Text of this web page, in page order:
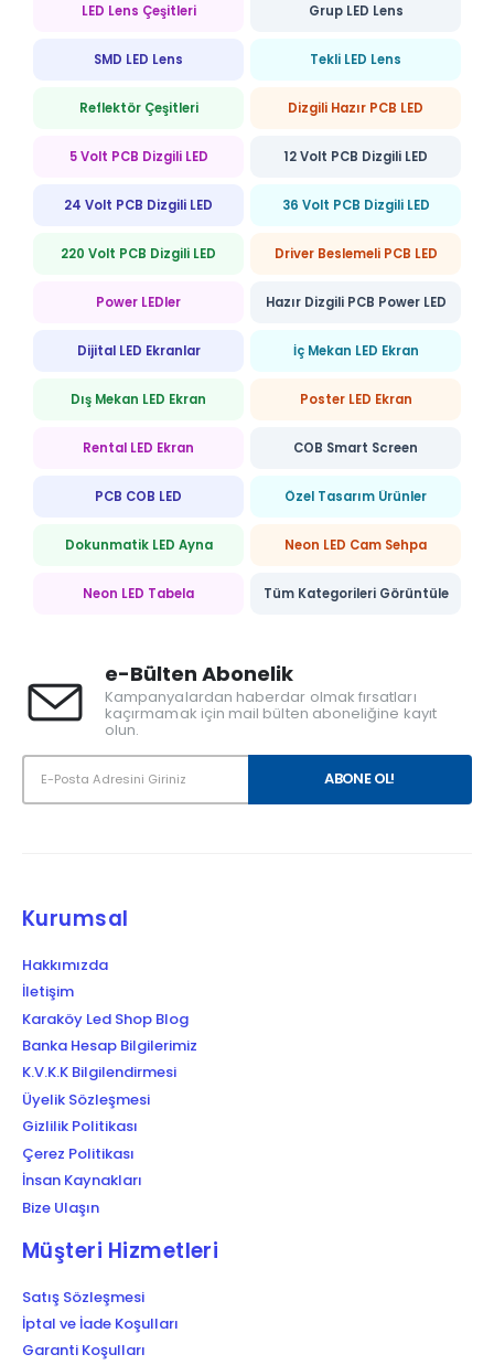
LED Lens Çeşitleri Grup LED Lens
SMD LED Lens Tekli LED Lens
Reflektör Çeşitleri Dizgili Hazır PCB LED
5 Volt PCB Dizgili LED 12 Volt PCB Dizgili LED
24 Volt PCB Dizgili LED 36 Volt PCB Dizgili LED
220 Volt PCB Dizgili LED Driver Beslemeli PCB LED
Power LEDler Hazır Dizgili PCB Power LED
Dijital LED Ekranlar İç Mekan LED Ekran
Dış Mekan LED Ekran Poster LED Ekran
Rental LED Ekran COB Smart Screen
PCB COB LED Özel Tasarım Ürünler
Dokunmatik LED Ayna Neon LED Cam Sehpa
Neon LED Tabela Tüm Kategorileri Görüntüle
e-Bülten Abonelik
Kampanyalardan haberdar olmak fırsatları
kaçırmamak için mail bülten aboneliğine kayıt
olun.
Kurumsal
Hakkımızda
İletişim
Karaköy Led Shop Blog
Banka Hesap Bilgilerimiz
K.V.K.K Bilgilendirmesi
Üyelik Sözleşmesi
Gizlilik Politikası
Çerez Politikası
İnsan Kaynakları
Bize Ulaşın
Müşteri Hizmetleri
Satış Sözleşmesi
İptal ve İade Koşulları
Garanti Koşulları